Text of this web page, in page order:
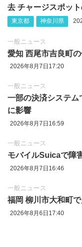
去 チャージスポッ
東京都 神奈川県
一般ニュース
愛知 西尾市吉良町
2026年8月7日17:20
一般ニュース
一部の決済システム
に影響
2026年8月7日16:59
一般ニュース
モバイルSuicaで障
2026年8月7日16:46
一般ニュース
福岡 柳川市大和町
2026年8月6日17:40